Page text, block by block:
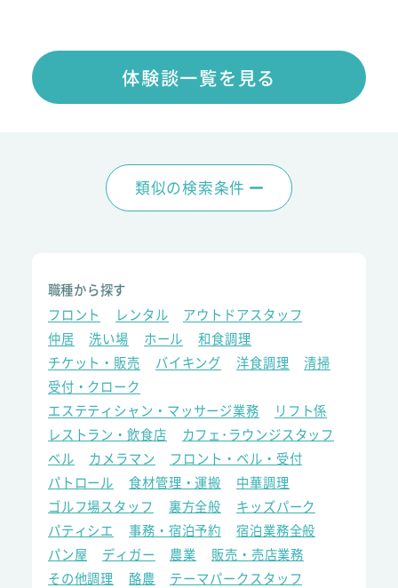
体験談一覧を見る
類似の検索条件
職種から探す
フロント
レンタル
アウトドアスタッフ
仲居
洗い場 ホール
和食調理
チケット・販売
バイキング 洋食調理
清掃
受付・クローク
エステティシャン・マッサージ業務
リフト係
レストラン・飲食店
カフェ･ラウンジスタッフ
ベル
カメラマン
フロント・ベル・受付
パトロール
食材管理・運搬
中華調理
ゴルフ場スタッフ
裏方全般
キッズパーク
パティシエ
事務・宿泊予約
宿泊業務全般
パン屋
ディガー 農業
販売・売店業務
その他調理
酪農
テーマパークスタッフ